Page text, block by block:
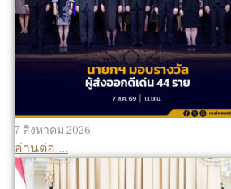
7 สิงหาคม 2026
อ่านต่อ ...